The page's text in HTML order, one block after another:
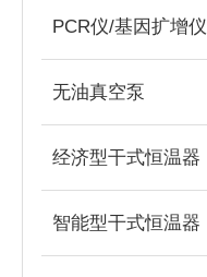
PCR仪/基因扩增仪
无油真空泵
经济型干式恒温器
智能型干式恒温器